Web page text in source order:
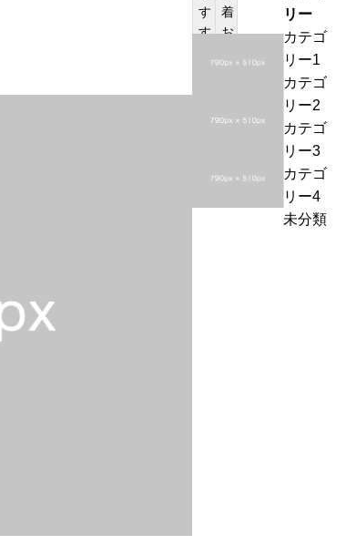
す
す
着
お
H
e
o
w
o
r
投
稿
サ
ン
プ
ル
投
稿
サ
リー
カテゴ
リー1
カテゴ
リー2
カテゴ
リー3
カテゴ
リー4
未分類